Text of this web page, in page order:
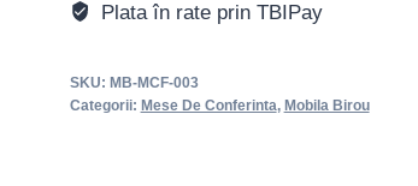
Plata în rate prin TBIPay
SKU: MB-MCF-003
Categorii: Mese De Conferinta, Mobila Birou